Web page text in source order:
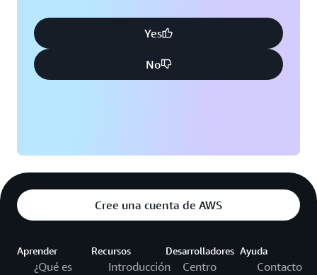
Yes
No
Cree una cuenta de AWS
Aprender
¿Qué es
Recursos
Introducción
Desarrolladores
Centro
Ayuda
Contacto